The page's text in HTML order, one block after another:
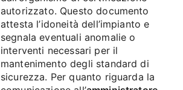
autorizzato. Questo documento
attesta l’idoneità dell’impianto e
segnala eventuali anomalie o
interventi necessari per il
mantenimento degli standard di
sicurezza. Per quanto riguarda la